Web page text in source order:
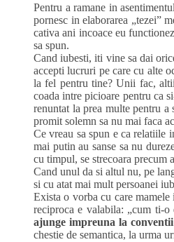
Pentru a ramane in
pornesc in elaborarea „tezei”
cativa ani incoace eu
sa spun.
Cand iubesti, iti vine sa dai
accepti lucruri pe care cu alte
la fel pentru tine? Unii fac,
coada intre picioare pentru ca
renuntat la prea multe pentru
promit solemn sa nu mai faca
Ce vreau sa spun e ca relatiile
mai putin au sanse sa nu
cu timpul, se strecoara precum
Cand unul da si altul nu, pe
si cu atat mai mult persoanei
Exista o vorba cu care mamele
reciproca e valabila: „cum ti-o
ajunge impreuna la
chestie de semantica, la urma